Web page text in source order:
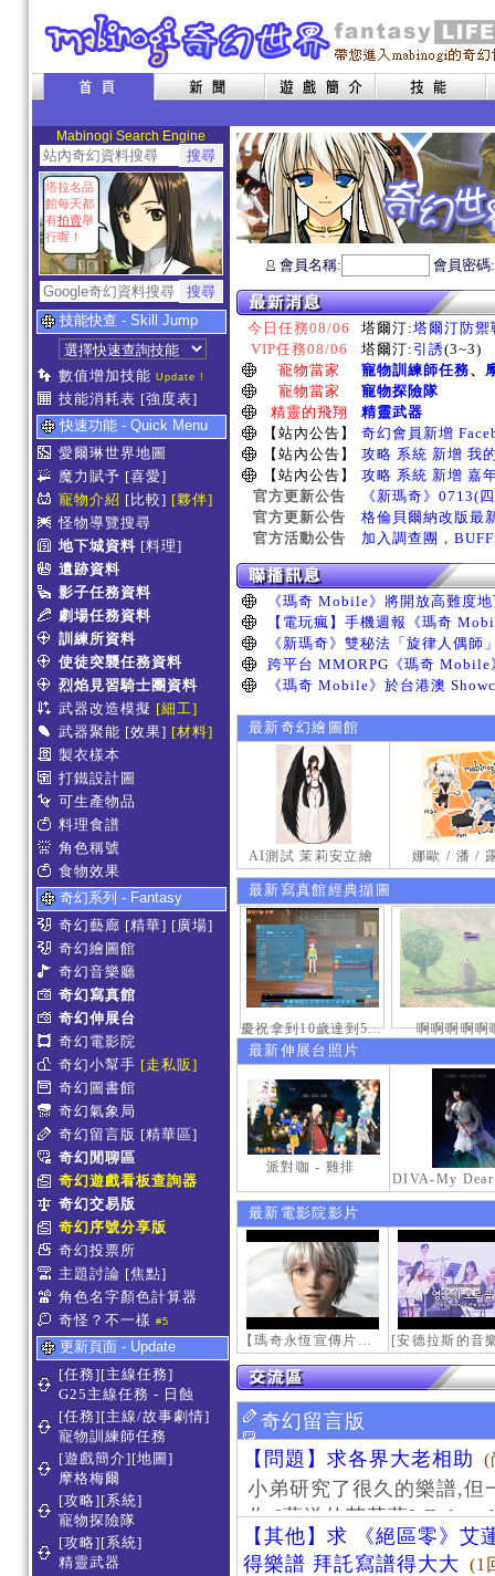
Mabinogi Search Engine
塔拉名品
館每天都
有拍賣舉
行喔！
技能快查 - Skill Jump
數值增加技能 Update !
技能消耗表 [強度表]
快速功能 - Quick Menu
愛爾琳世界地圖
魔力賦予 [喜愛]
寵物介紹 [比較] [夥伴]
怪物導覽搜尋
地下城資料 [料理]
遺跡資料
影子任務資料
劇場任務資料
訓練所資料
使徒突襲任務資料
烈焰見習騎士團資料
武器改造模擬 [細工]
武器聚能 [效果] [材料]
製衣樣本
打鐵設計圖
可生產物品
料理食譜
角色稱號
食物效果
奇幻系列 - Fantasy
奇幻藝廊 [精華] [廣場]
奇幻繪圖館
奇幻音樂廳
奇幻寫真館
奇幻伸展台
奇幻電影院
奇幻小幫手 [走私販]
奇幻圖書館
奇幻氣象局
奇幻留言版 [精華區]
奇幻閒聊區
奇幻遊戲看板查詢器
奇幻交易版
奇幻序號分享版
奇幻投票所
主題討論 [焦點]
角色名字顏色計算器
奇怪？不一樣 #5
更新頁面 - Update
[任務][主線任務]
G25主線任務 - 日蝕
[任務][主線/故事劇情]
寵物訓練師任務
[遊戲簡介][地圖]
摩格梅爾
[攻略][系統]
寵物探險隊
[攻略][系統]
精靈武器
會員名稱: 會員密
今日任務08/06 塔爾汀:塔爾汀防禦
VIP任務08/06
塔爾汀: 引誘(3~3)
寵物當家
寵物訓練師任務、
寵物當家
寵物探險隊
精靈的飛翔
精靈武器
【站內公告】
奇幻會員新增
【站內公告】
攻略 系統 新增 我
【站內公告】
攻略 系統 新增 嘉
官方更新公告
《新瑪奇》0713(
官方更新公告
格倫貝爾納改版最
官方活動公告
加入調查團，
最新奇幻繪圖館
AI測試 茉莉安立繪 娜歐 / 潘 /
最新寫真館經典擷圖
慶祝拿到10歲達到50級稱號紀念照 啊啊啊啊啊
最新伸展台照片
派對咖 - 雞排
最新電影院影片
【瑪奇永恆宣傳片】最初的感動
奇幻留言版
【問題】求各界大老相助
(
小弟研究了很久的樂譜,但
作 [葬送的芙莉蓮]-
【其他】求 《絕區零》艾
得樂譜 拜託寫譜得大大
(1